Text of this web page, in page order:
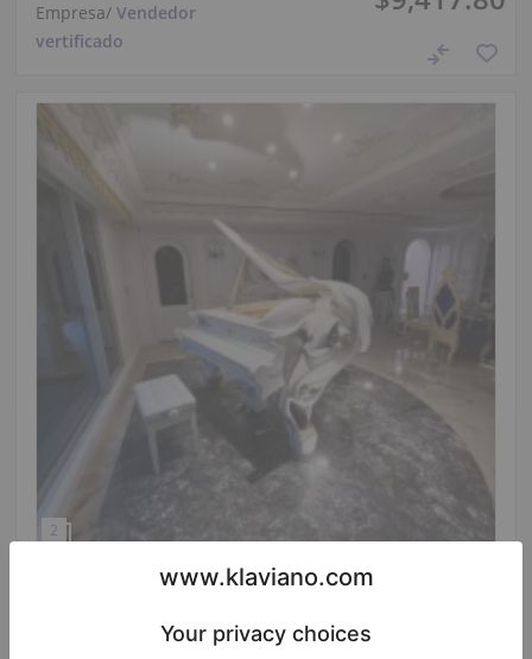
Empresa/ Vendedor
vertificado
Baby grand 5'2 personalizado de otra marca con
cuerdas Roslau